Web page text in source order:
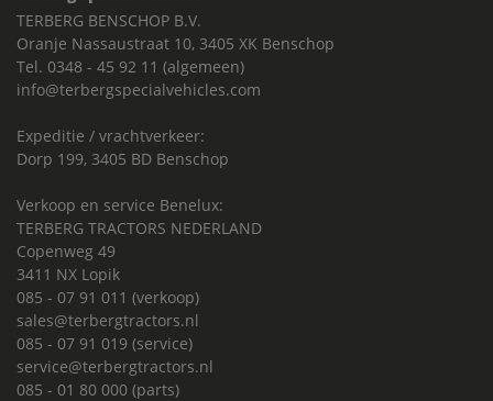
TERBERG BENSCHOP B.V.
Oranje Nassaustraat 10, 3405 XK Benschop
Tel. 0348 - 45 92 11 (algemeen)
info@terbergspecialvehicles.com
Expeditie / vrachtverkeer:
Dorp 199, 3405 BD Benschop
Verkoop en service Benelux:
TERBERG TRACTORS NEDERLAND
Copenweg 49
3411 NX Lopik
085 - 07 91 011 (verkoop)
sales@terbergtractors.nl
085 - 07 91 019 (service)
service@terbergtractors.nl
085 - 01 80 000 (parts)